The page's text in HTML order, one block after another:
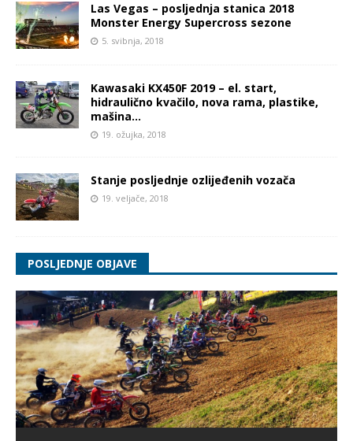
Las Vegas – posljednja stanica 2018
Monster Energy Supercross sezone
5. svibnja, 2018
Kawasaki KX450F 2019 – el. start,
hidraulično kvačilo, nova rama, plastike,
mašina…
19. ožujka, 2018
Stanje posljednje ozlijeđenih vozača
19. veljače, 2018
POSLJEDNJE OBJAVE